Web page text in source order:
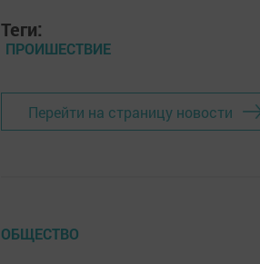
Теги:
ПРОИШЕСТВИЕ
Перейти на страницу новости
ОБЩЕСТВО